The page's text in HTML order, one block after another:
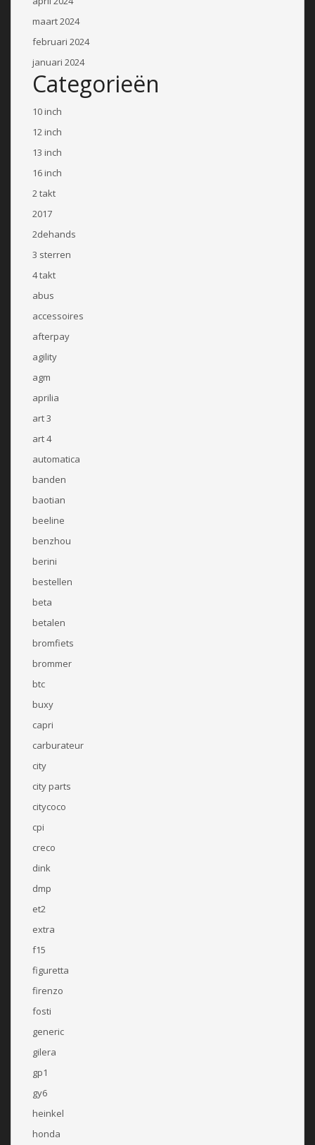
maart 2024
februari 2024
januari 2024
Categorieën
10 inch
12 inch
13 inch
16 inch
2 takt
2017
2dehands
3 sterren
4 takt
abus
accessoires
afterpay
agility
agm
aprilia
art 3
art 4
automatica
banden
baotian
beeline
benzhou
berini
bestellen
beta
betalen
bromfiets
brommer
btc
buxy
capri
carburateur
city
city parts
citycoco
cpi
creco
dink
dmp
et2
extra
f15
figuretta
firenzo
fosti
generic
gilera
gp1
gy6
heinkel
honda